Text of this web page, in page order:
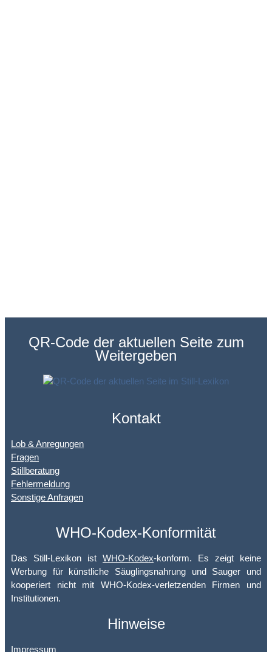
QR-Code der aktuellen Seite zum
Weitergeben
Kontakt
Lob & Anregungen
Fragen
Stillberatung
Fehlermeldung
Sonstige Anfragen
WHO-Kodex-Konformität
Das Still-Lexikon ist WHO-Kodex-konform. Es zeigt keine
Werbung für künstliche Säuglingsnahrung und Sauger und
kooperiert nicht mit WHO-Kodex-verletzenden Firmen und
Institutionen.
Hinweise
Impressum